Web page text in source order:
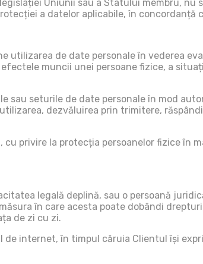
Uniunii sau a Statului membru,
a datelor aplicabile, în concordanță
utilizarea de date personale în vederea
muncii unei persoane fizice, a
sau seturile de date personale în mod
dezvăluirea prin trimitere,
cu privire la protecția persoanelor fizice în
legală deplină, sau o persoană
în care acesta poate dobândi
de zi cu zi.
internet, în timpul căruia Clientul își